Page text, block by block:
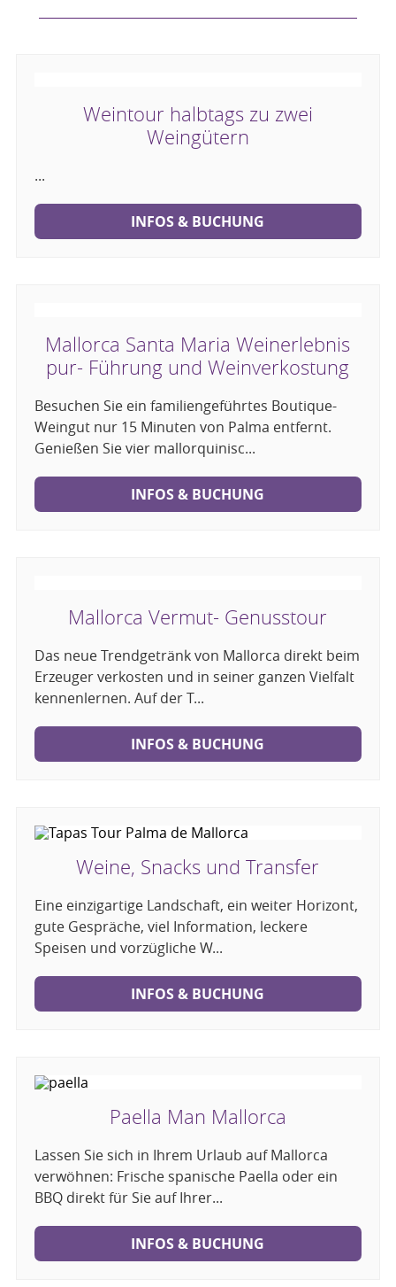
Weintour halbtags zu zwei
Weingütern
...
INFOS & BUCHUNG
Mallorca Santa Maria Weinerlebnis
pur- Führung und Weinverkostung
Besuchen Sie ein familiengeführtes Boutique-
Weingut nur 15 Minuten von Palma entfernt.
Genießen Sie vier mallorquinisc...
INFOS & BUCHUNG
Mallorca Vermut- Genusstour
Das neue Trendgetränk von Mallorca direkt beim
Erzeuger verkosten und in seiner ganzen Vielfalt
kennenlernen. Auf der T...
INFOS & BUCHUNG
Weine, Snacks und Transfer
Eine einzigartige Landschaft, ein weiter Horizont,
gute Gespräche, viel Information, leckere
Speisen und vorzügliche W...
INFOS & BUCHUNG
Paella Man Mallorca
Lassen Sie sich in Ihrem Urlaub auf Mallorca
verwöhnen: Frische spanische Paella oder ein
BBQ direkt für Sie auf Ihrer...
INFOS & BUCHUNG